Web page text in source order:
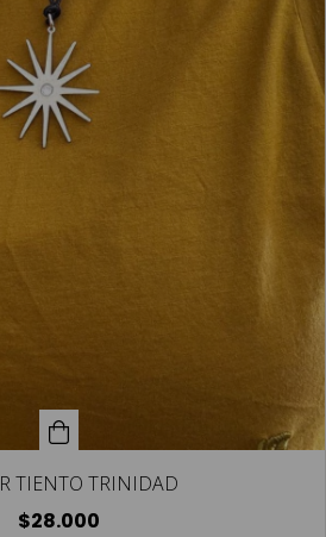
TIENTO TRINIDAD
$28.000